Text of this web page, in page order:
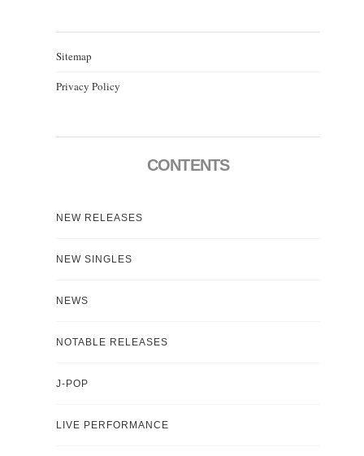
Sitemap
Privacy Policy
CONTENTS
NEW RELEASES
NEW SINGLES
NEWS
NOTABLE RELEASES
J-POP
LIVE PERFORMANCE